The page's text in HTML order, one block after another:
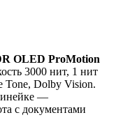
OLED ProMotion
3000 нит, 1 нит
Tone, Dolby Vision.
—
с документами